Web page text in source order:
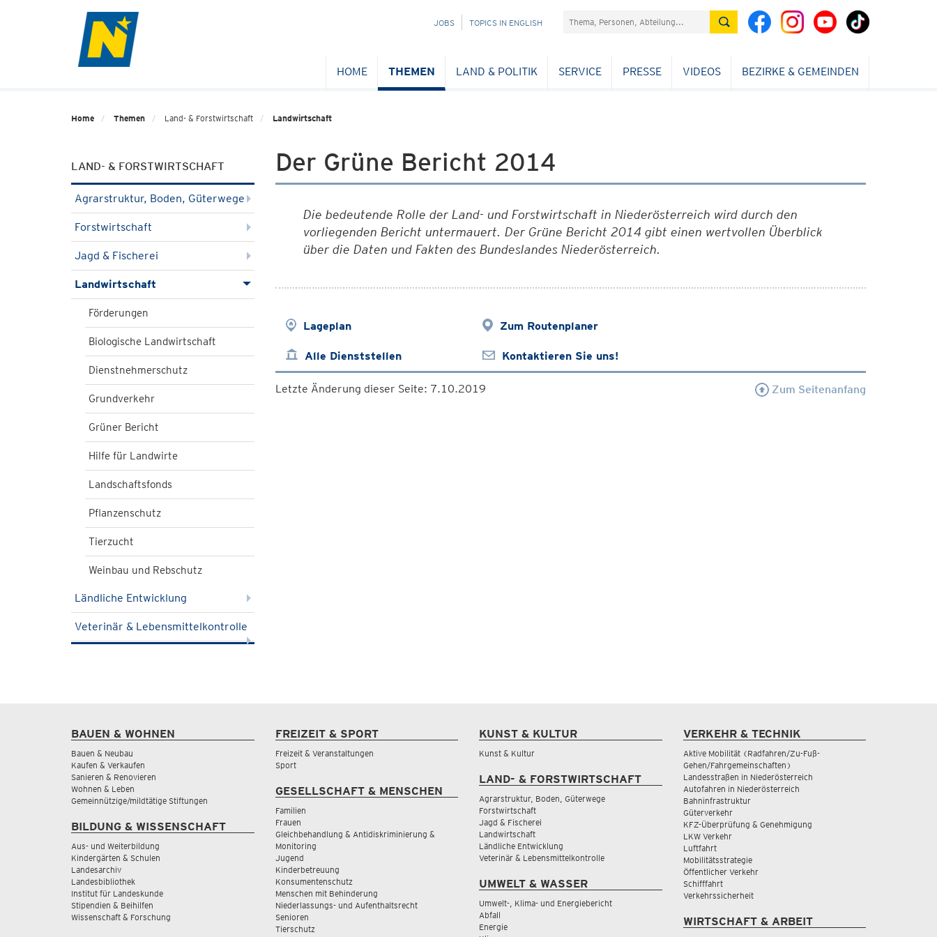
NAVIGATION
JOBS TOPICS IN ENGLISH Suchefeld
HOME THEMEN LAND & POLITIK SERVICE PRESSE VIDEOS BEZIRKE & GEMEINDEN
Home Themen Land- & Forstwirtschaft Landwirtschaft
LAND- & FORSTWIRTSCHAFT
Agrarstruktur, Boden, Güterwege
Forstwirtschaft
Jagd & Fischerei
Landwirtschaft
Förderungen
Biologische Landwirtschaft
Dienstnehmerschutz
Grundverkehr
Grüner Bericht
Hilfe für Landwirte
Landschaftsfonds
Pflanzenschutz
Tierzucht
Weinbau und Rebschutz
Ländliche Entwicklung
Veterinär & Lebensmittelkontrolle
Der Grüne Bericht 2014
Die bedeutende Rolle der Land- und Forstwirtschaft in Niederösterreich wird durch den
vorliegenden Bericht untermauert. Der Grüne Bericht 2014 gibt einen wertvollen Überblick
über die Daten und Fakten des Bundeslandes Niederösterreich.
Lageplan Zum Routenplaner
Alle Dienststellen Kontaktieren Sie uns!
Letzte Änderung dieser Seite: 7.10.2019 Zum Seitenanfang
BAUEN & WOHNEN
Bauen & Neubau
Kaufen & Verkaufen
Sanieren & Renovieren
Wohnen & Leben
Gemeinnützige/mildtätige Stiftungen
BILDUNG & WISSENSCHAFT
Aus- und Weiterbildung
Kindergärten & Schulen
Landesarchiv
Landesbibliothek
Institut für Landeskunde
Stipendien & Beihilfen
Wissenschaft & Forschung
FREIZEIT & SPORT
Freizeit & Veranstaltungen
Sport
GESELLSCHAFT & MENSCHEN
Familien
Frauen
Gleichbehandlung & Antidiskriminierung &
Monitoring
Jugend
Kinderbetreuung
Konsumentenschutz
Menschen mit Behinderung
Niederlassungs- und Aufenthaltsrecht
Senioren
Tierschutz
KUNST & KULTUR
Kunst & Kultur
LAND- & FORSTWIRTSCHAFT
Agrarstruktur, Boden, Güterwege
Forstwirtschaft
Jagd & Fischerei
Landwirtschaft
Ländliche Entwicklung
Veterinär & Lebensmittelkontrolle
UMWELT & WASSER
Umwelt-, Klima- und Energiebericht
Abfall
Energie
VERKEHR & TECHNIK
Aktive Mobilität (Radfahren/Zu-Fuß-
Gehen/Fahrgemeinschaften)
Landesstraßen in Niederösterreich
Autofahren in Niederösterreich
Bahninfrastruktur
Güterverkehr
KFZ-Überprüfung & Genehmigung
LKW Verkehr
Luftfahrt
Mobilitätsstrategie
Öffentlicher Verkehr
Schifffahrt
Verkehrssicherheit
WIRTSCHAFT & ARBEIT